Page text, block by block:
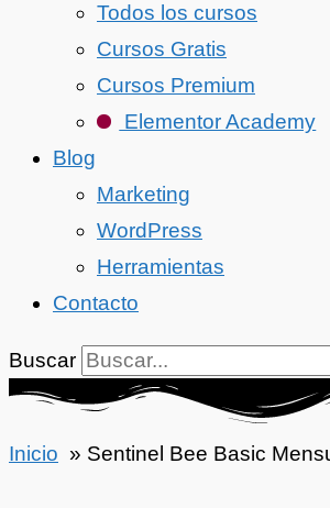
Todos los cursos
Cursos Gratis
Cursos Premium
Elementor Academy
Blog
Marketing
WordPress
Herramientas
Contacto
Buscar
Inicio Sentinel Bee Basic